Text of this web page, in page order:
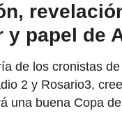
y papel de
de los cronistas
2 y Rosario3,
una buena Copa